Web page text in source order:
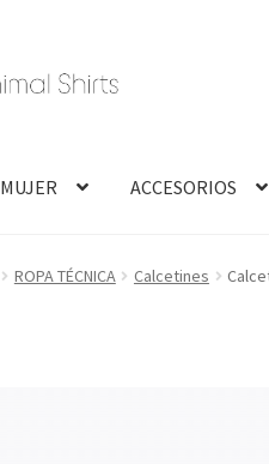
MUJER ACCESORIOS
ROPA TÉCNICA Calcetines